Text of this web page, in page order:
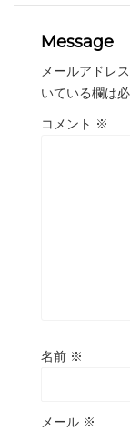
Message
メールアドレ
いている欄は
コメント ※
名前 ※
メール ※